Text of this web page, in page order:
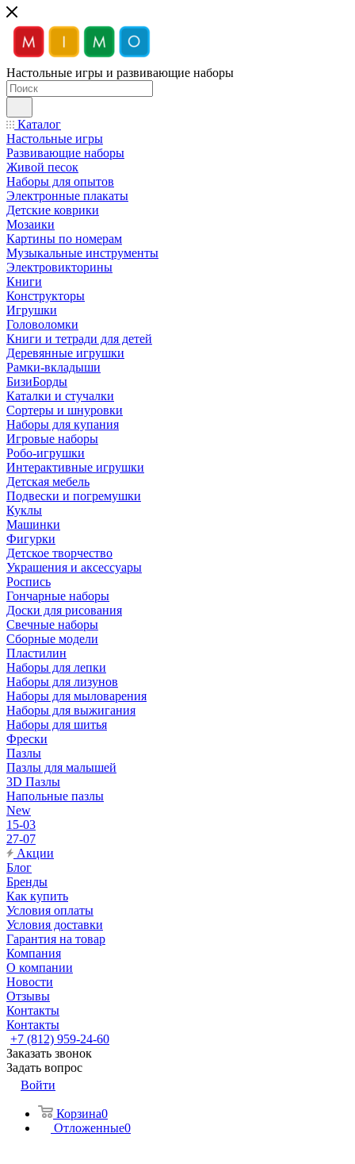
Настольные игры и развивающие наборы
Каталог
Настольные игры
Развивающие наборы
Живой песок
Наборы для опытов
Электронные плакаты
Детские коврики
Мозаики
Картины по номерам
Музыкальные инструменты
Электровикторины
Книги
Конструкторы
Игрушки
Головоломки
Книги и тетради для детей
Деревянные игрушки
Рамки-вкладыши
БизиБорды
Каталки и стучалки
Сортеры и шнуровки
Наборы для купания
Игровые наборы
Робо-игрушки
Интерактивные игрушки
Детская мебель
Подвески и погремушки
Куклы
Машинки
Фигурки
Детское творчество
Украшения и аксессуары
Роспись
Гончарные наборы
Доски для рисования
Свечные наборы
Сборные модели
Пластилин
Наборы для лепки
Наборы для лизунов
Наборы для мыловарения
Наборы для выжигания
Наборы для шитья
Фрески
Пазлы
Пазлы для малышей
3D Пазлы
Напольные пазлы
New
15-03
27-07
Акции
Блог
Бренды
Как купить
Условия оплаты
Условия доставки
Гарантия на товар
Компания
О компании
Новости
Отзывы
Контакты
Контакты
+7 (812) 959-24-60
Заказать звонок
Задать вопрос
Войти
Корзина0
Отложенные0